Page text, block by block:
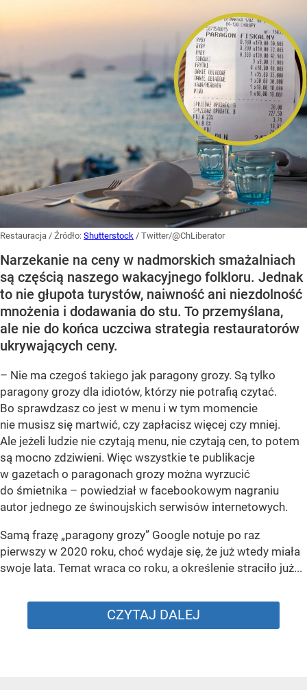
Restauracja / Źródło: Shutterstock / Twitter/@ChLiberator
Narzekanie na ceny w nadmorskich smażalniach
są częścią naszego wakacyjnego folkloru. Jednak
to nie głupota turystów, naiwność ani niezdolność
mnożenia i dodawania do stu. To przemyślana,
ale nie do końca uczciwa strategia restauratorów
ukrywających ceny.
– Nie ma czegoś takiego jak paragony grozy. Są tylko
paragony grozy dla idiotów, którzy nie potrafią czytać.
Bo sprawdzasz co jest w menu i w tym momencie
nie musisz się martwić, czy zapłacisz więcej czy mniej.
Ale jeżeli ludzie nie czytają menu, nie czytają cen, to potem
są mocno zdziwieni. Więc wszystkie te publikacje
w gazetach o paragonach grozy można wyrzucić
do śmietnika – powiedział w facebookowym nagraniu
autor jednego ze świnoujskich serwisów internetowych.
Samą frazę „paragony grozy” Google notuje po raz
pierwszy w 2020 roku, choć wydaje się, że już wtedy miała
swoje lata. Temat wraca co roku, a określenie straciło już...
CZYTAJ DALEJ